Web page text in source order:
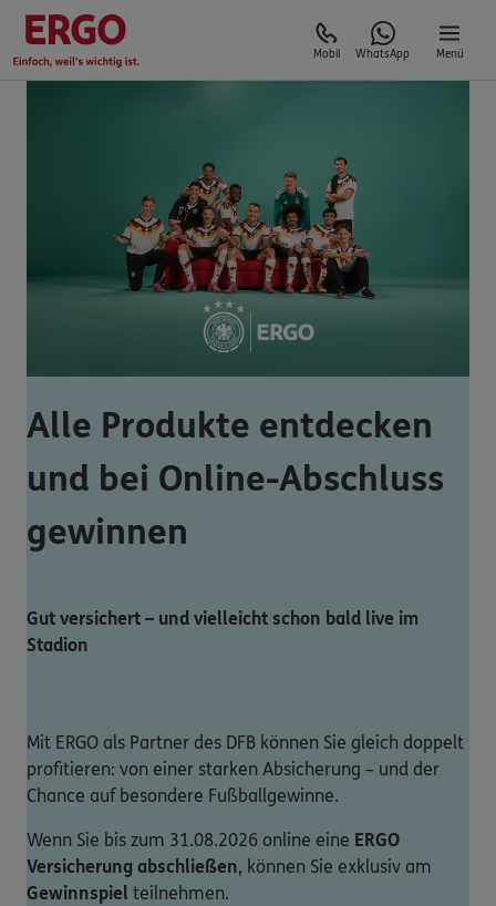
Mobil WhatsApp Menü
Alle Produkte entdecken
und bei Online-Abschluss
gewinnen
Gut versichert – und vielleicht schon bald live im
Stadion
Mit ERGO als Partner des DFB können Sie gleich doppelt
profitieren: von einer starken Absicherung – und der
Chance auf besondere Fußballgewinne.
Wenn Sie bis zum 31.08.2026 online eine ERGO
Versicherung abschließen, können Sie exklusiv am
Gewinnspiel teilnehmen.